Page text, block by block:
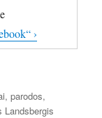
›
,parodos,
Landsbergis